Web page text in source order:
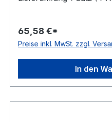
65,58 €*
Preise inkl. MwSt. zzgl.
In den